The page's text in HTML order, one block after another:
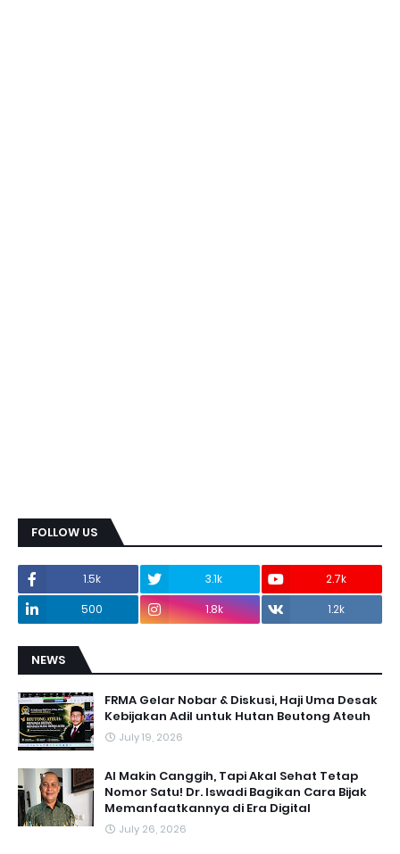
FOLLOW US
1.5k 3.1k
2.7k
500
1.8k 1.2k
NEWS
FRMA Gelar Nobar & Diskusi, Haji Uma Desak
Kebijakan Adil untuk Hutan Beutong Ateuh
July 19, 2026
AI Makin Canggih, Tapi Akal Sehat Tetap
Nomor Satu! Dr. Iswadi Bagikan Cara Bijak
Memanfaatkannya di Era Digital
July 26, 2026